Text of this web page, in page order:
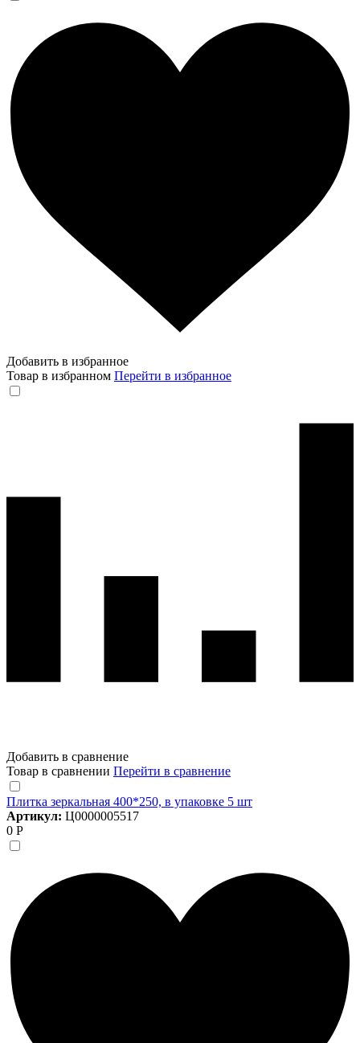
Добавить в избранное
Товар в избранном Перейти в избранное
Добавить в сравнение
Товар в сравнении Перейти в сравнение
Плитка зеркальная 400*250, в упаковке 5 шт
Артикул: Ц0000005517
0 Р